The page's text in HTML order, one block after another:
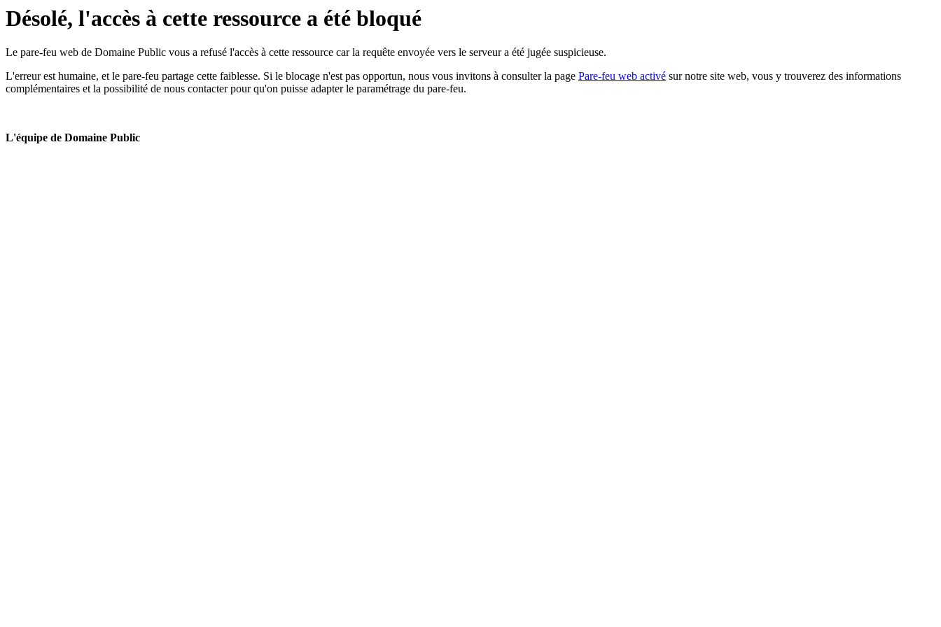
Désolé, l'accès à cette ressource a été bloqué
Le pare-feu web de Domaine Public vous a refusé l'accès à cette ressource car la requête envoyée vers le serveur a été jugée suspicieuse.
L'erreur est humaine, et le pare-feu partage cette faiblesse. Si le blocage n'est pas opportun, nous vous invitons à consulter la page Pare-feu web activé sur notre site web, vous y trouverez des informations
complémentaires et la possibilité de nous contacter pour qu'on puisse adapter le paramétrage du pare-feu.
L'équipe de Domaine Public